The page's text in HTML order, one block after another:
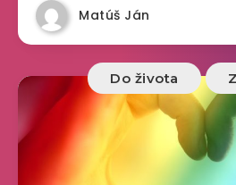
Matúš Ján
Do života